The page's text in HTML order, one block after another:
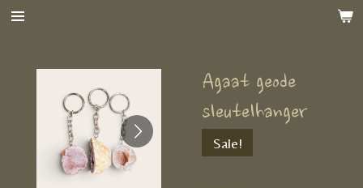
Ga
hoofdinhoud
Agaat geode
sleutelhanger
Sale!